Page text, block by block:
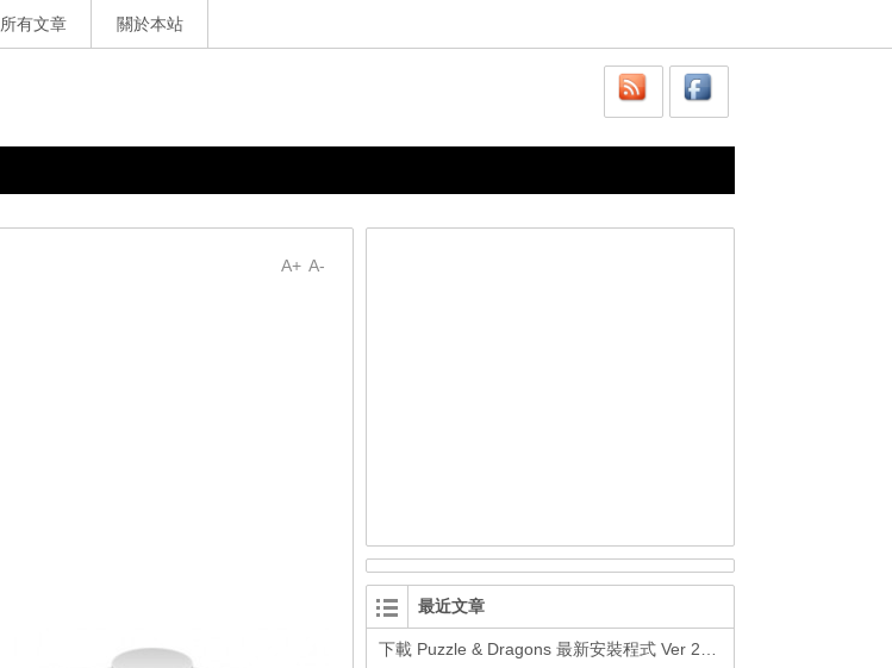
所有文章 關於本站
A-
A+
最近文章